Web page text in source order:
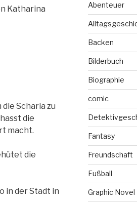
Katharina
die Scharia zu
die
macht.
die
in der Stadt in
Abenteuer
Backen
Bilderbuch
Biographie
comic
Fantasy
Freundschaft
Fußball
Graphic Novel